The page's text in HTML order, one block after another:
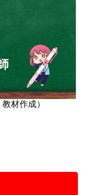
材作成）